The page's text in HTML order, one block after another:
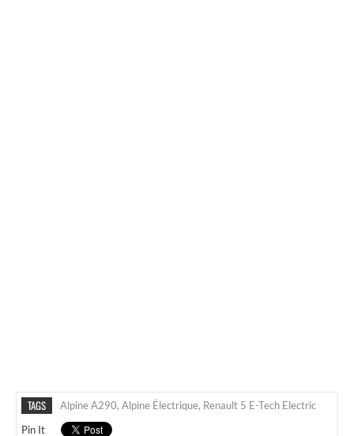
TAGS Alpine A290, Alpine Électrique, Renault 5 E-Tech Electric
Pin It